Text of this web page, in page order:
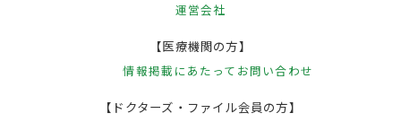
運営会社
【医療機関の方】
情報掲載にあたって お問い合わせ
【ドクターズ・ファイル会員の方】